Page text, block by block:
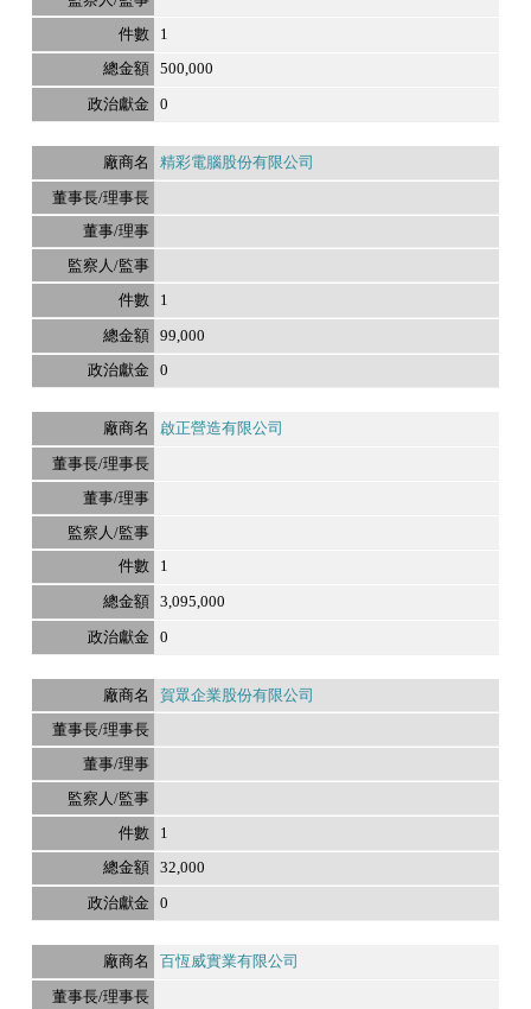
1
500,000
0
精彩電腦股份有限公司
1
99,000
0
啟正營造有限公司
1
3,095,000
0
賀眾企業股份有限公司
1
32,000
0
百恆威實業有限公司